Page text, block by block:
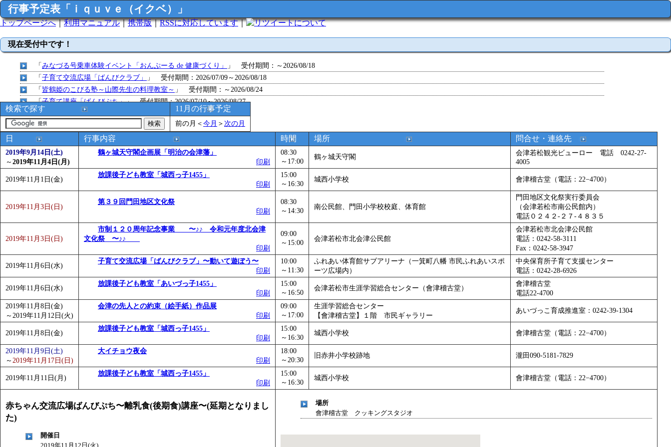
行事予定表「ｉｑｕｖｅ（イクベ）」
トップページへ｜利用マニュアル｜携帯版｜RSSに対応しています｜ について
現在受付中です！
「みなづる号乗車体験イベント「おんぷーる de 健康づくり」
」 受付期間：～2026/08/18
「子育て交流広場「ばんびクラブ」
」 受付期間：2026/07/09～2026/08/18
「皆鶴姫のこびる塾～山際先生の料理教室～ 」 受付期間：～2026/08/24
「子育て講座「ばんびぷち」」 受付期間：2026/07/10～2026/08/27
「 子育て交流広場「ばんびクラブ」
」 受付期間：2026/07/13～2026/08/28
「子育て交流広場「ばんびクラブ」
」 受付期間：2026/08/10～2026/09/01
「 赤ちゃん子育て講座「ばんびぷち」
」 受付期間：2026/08/10～2026/09/07
「赤ちゃん子育て講座「ばんびぷち」」 受付期間：2026/08/10～2026/09/11
「 まだまだ暑い！コミプの夏！！第11回 水中レクリエーション 障害物競争でお土産をゲットせよ！」 受付期間：～2026/09/13
皆鶴姫のこびる塾～山際先生の料理教室～」 受付期間：～2026/09/14
「
子育て交流広場「ばんびクラブ」
」 受付期間：2026/08/10～2026/09/15
赤ちゃん交流広場「ばんびぷち」 」 受付期間：2026/08/10～2026/09/28
「みなづる号乗車体験イベント「おんぷーる de 健康づくり」
」 受付期間：～2026/09/29
「堂島地区歴史ウオークの参加者を募集します」 受付期間：～2026/09/30
みなづる号乗車体験イベント「おんぷーる de 健康づくり」」 受付期間：～2026/11/05
皆鶴姫のこびる塾～山際先生の料理教室～
」 受付期間：～2026/11/30
「みなづる号乗車体験イベント「おんぷーる de 健康づくり」」 受付期間：～2026/12/03
検索で探す 11月の行事予定
前の月 ＜今月 ＞ 次の月
日 行事内容 時間 場所 問合せ・連絡先
2019年9月14日(土)
～2019年11月4日(月)
鶴ヶ城天守閣企画展「明治の会津藩」
印刷
08:30
～17:00
鶴ヶ城天守閣
会津若松観光ビューロー 電話 0242-27-
4005
2019年11月1日(金)
放課後子ども教室「城西っ子1455」
印刷
15:00
～16:30
城西小学校 會津稽古堂（電話：22−4700）
2019年11月3日(日)
第３９回門田地区文化祭
印刷
08:30
～14:30
南公民館、門田小学校校庭、体育館
門田地区文化祭実行委員会
（会津若松市南公民館内）
電話０２４２-２７-４８３５
2019年11月3日(日)
市制１２０周年記念事業 〜♪♪ 令和元年度北会津
文化祭 〜♪♪
印刷
09:00
～15:00
会津若松市北会津公民館
会津若松市北会津公民館
電話：0242-58-3111
Fax：0242-58-3947
2019年11月6日(水)
子育て交流広場「ばんびクラブ」〜動いて遊ぼう〜
印刷
10:00
～11:30
ふれあい体育館サブアリーナ（一箕町八幡 市民ふれあいスポ
ーツ広場内）
中央保育所子育て支援センター
電話：0242-28-6926
2019年11月6日(水)
放課後子ども教室「あいづっ子1455」
印刷
15:00
～16:50
会津若松市生涯学習総合センター（會津稽古堂）
會津稽古堂
電話22-4700
2019年11月8日(金)
～ 2019年11月12日(火)
会津の先人との約束（絵手紙）作品展
印刷
09:00
～17:00
生涯学習総合センター
【會津稽古堂】１階 市民ギャラリー
あいづっこ育成推進室：0242-39-1304
2019年11月8日(金)
放課後子ども教室「城西っ子1455」
印刷
15:00
～16:30
城西小学校 會津稽古堂（電話：22−4700）
2019年11月9日(土)
～ 2019年11月17日(日)
大イチョウ夜会
印刷
18:00
～20:30
旧赤井小学校跡地 瀧田090-5181-7829
2019年11月11日(月)
放課後子ども教室「城西っ子1455」
印刷
15:00
～16:30
城西小学校 會津稽古堂（電話：22−4700）
赤ちゃん交流広場ばんびぷち〜離乳食(後期食)講座〜(延期となりまし
た)
開催日
2019年11月12日(火)
場所
會津稽古堂 クッキングスタジオ